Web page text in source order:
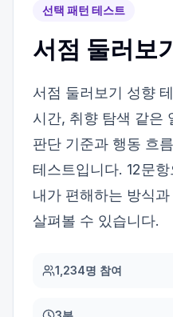
선택 패턴 테스트
서점 둘러보
서점 둘러보기 성향
시간, 취향 탐색 같은
판단 기준과 행동 흐
테스트입니다. 12문
내가 편해하는 방식
살펴볼 수 있습니다.
1,234명 참여